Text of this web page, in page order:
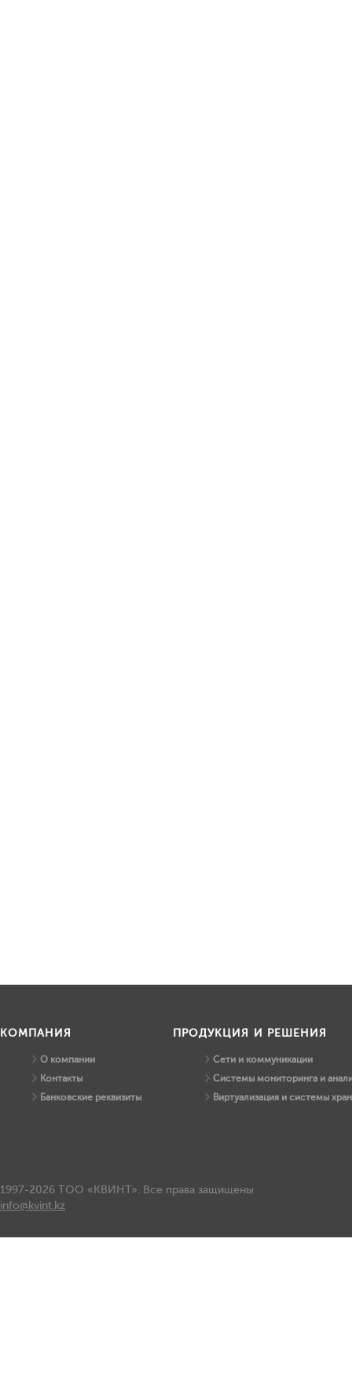
КОМПАНИЯ
О компании
Контакты
Банковские реквизиты
ПРОДУКЦИЯ И РЕШЕНИЯ
Сети и коммуникации
Системы мониторинга и
Виртуализация и системы
1997-2026 ТОО «КВИНТ». Все права защищены
info@kvint.kz